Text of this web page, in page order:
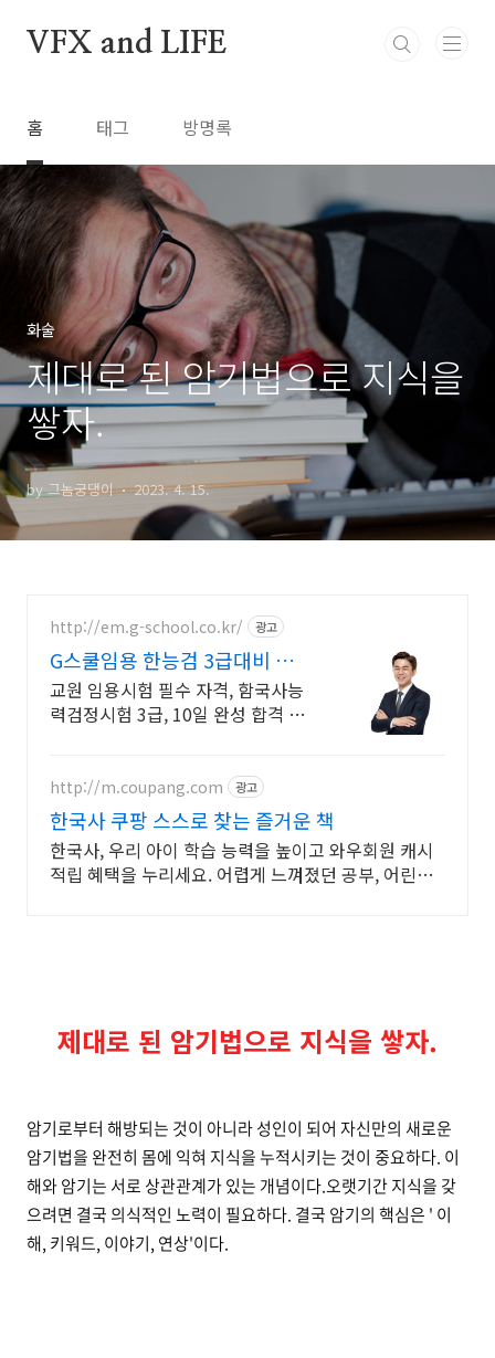
VFX and LIFE
홈 태그 방명록
화술
제대로 된 암기법으로 지식을
쌓자.
by 그놈궁댕이 2023. 4. 15.
http://em.g-school.co.kr/ 광고
G스쿨임용 한능검 3급대비 회원
이면 누구나 무료 수강!
교원 임용시험 필수 자격, 함국사능
력검정시험 3급, 10일 완성 합격 루
http://m.coupang.com 광고
한국사 쿠팡 스스로 찾는 즐거운 책
한국사, 우리 아이 학습 능력을 높이고 와우회원 캐시
적립 혜택을 누리세요. 어렵게 느껴졌던 공부, 어린이
제대로 된 암기법으로 지식을 쌓자.
암기로부터 해방되는 것이 아니라 성인이 되어 자신만의 새로운
암기법을 완전히 몸에 익혀 지식을 누적시키는 것이 중요하다. 이
해와 암기는 서로 상관관계가 있는 개념이다.오랫기간 지식을 갖
으려면 결국 의식적인 노력이 필요하다. 결국 암기의 핵심은 ' 이
해, 키워드, 이야기, 연상'이다.